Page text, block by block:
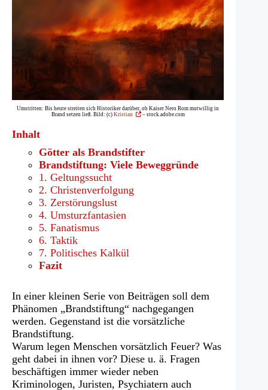
Umstritten: Bis heute streiten sich Historiker darüber, ob Kaiser Nero Rom mutwillig in
Brand setzen ließ. Bild: (c) Kristian(Öffnet– stock.adobe.com
Inhalt
Götter als Brandstifter
Brandstiftung: Viele Beweggründe
1. Geltungssucht
2. Christenverfolgung
3. Zerstörungslust
4. Umsturzfantasien
5. Fanatismus
6. Taktik
7. Politisches Kalkül
Fazit
In einer kleinen Serie von Beiträgen soll dem
Phänomen „Brandstiftung“ nachgegangen
werden. Gegenstand ist die vorsätzliche
Brandstiftung.
Warum legen Menschen vorsätzlich Feuer? Was
geht dabei in ihnen vor? Diese u. ä. Fragen
beschäftigen immer wieder neben
Kriminologen, Juristen, Psychiatern auch